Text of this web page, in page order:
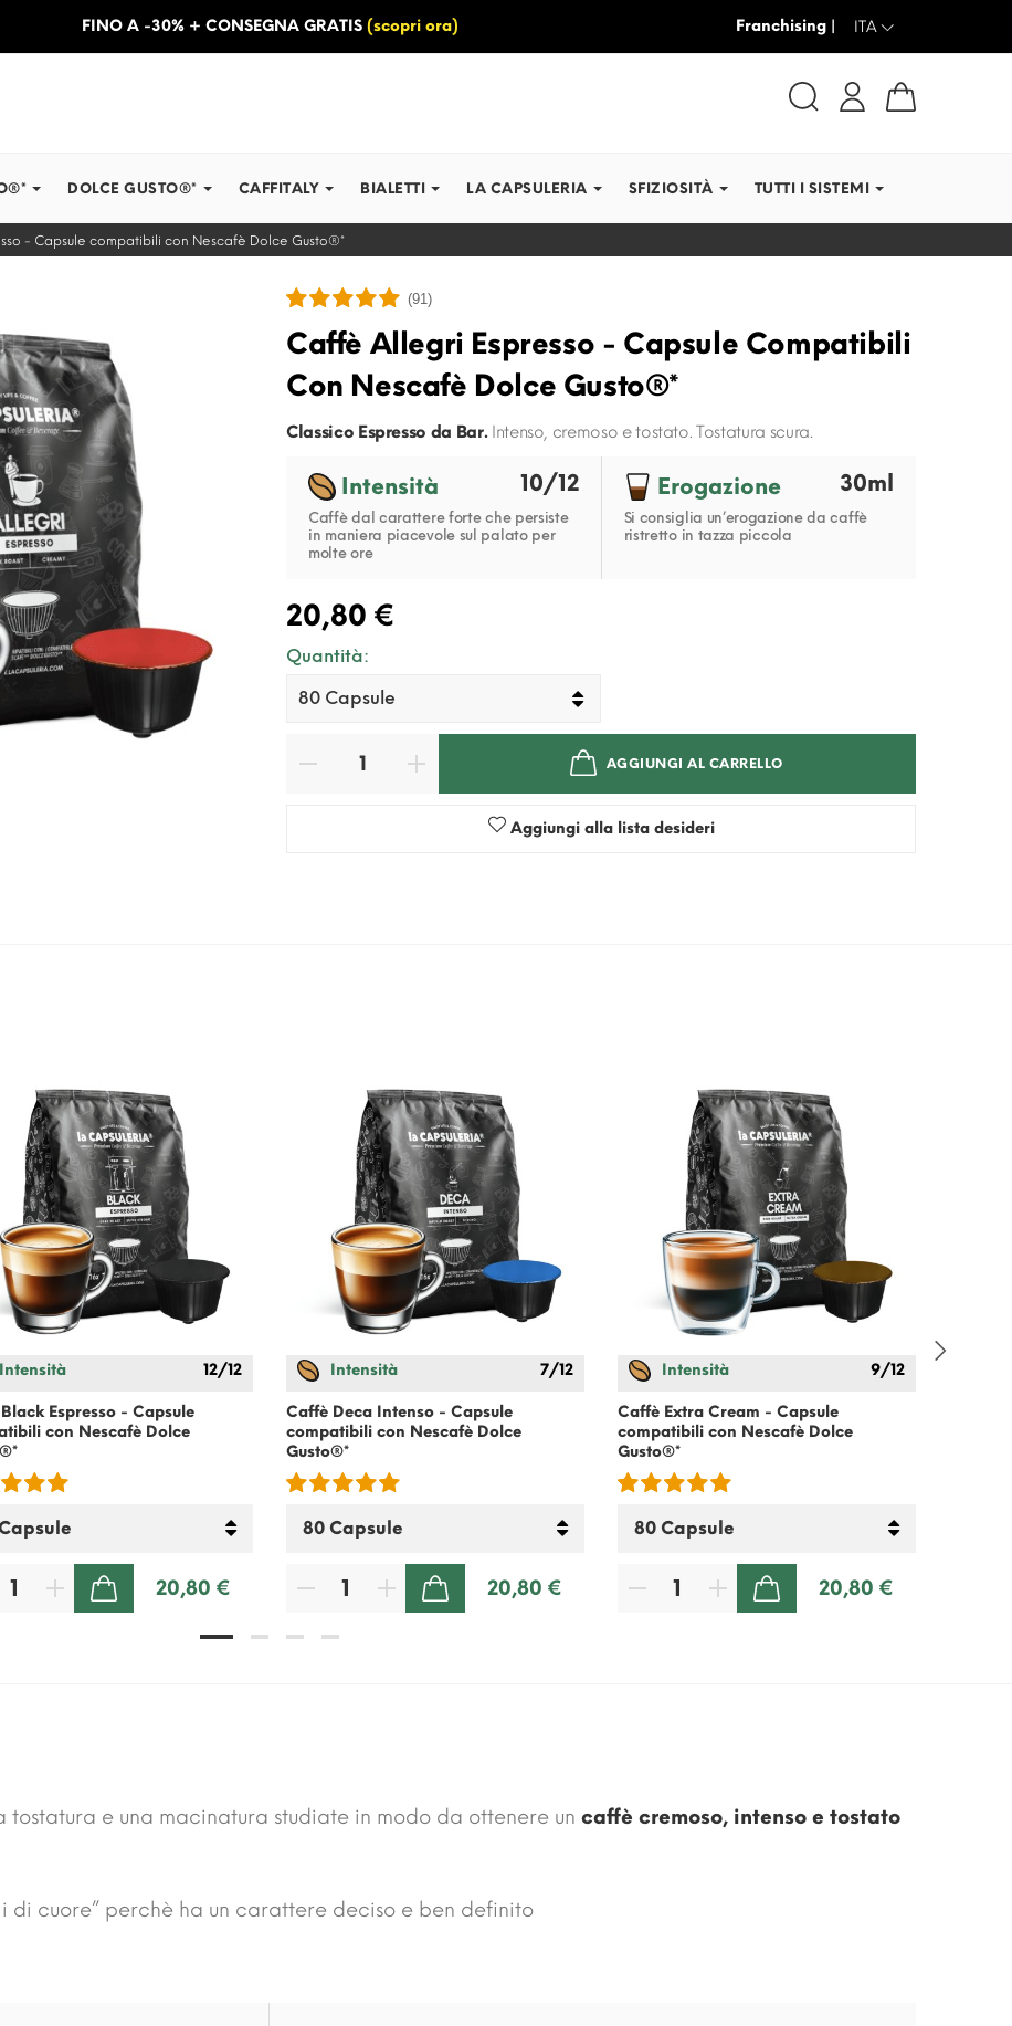
FINO A -30% + CONSEGNA GRATIS (scopri ora) SPEDIAMO IN TEMPI
Franchising | ITA
DOLCE GUSTO®* CAFFITALY BIALETTI LA CAPSULERIA SFIZIOSITÀ TUTTI I SISTEMI
- Capsule compatibili con Nescafè Dolce Gusto®*
(91)
Caffè Allegri Espresso - Capsule Compatibili
Con Nescafè Dolce Gusto®*
Classico Espresso da Bar.Intenso, cremoso e tostato. Tostatura scura.
Intensità 10/12
Caffè dal carattere forte che persiste
in maniera piacevole sul palato per
molte ore
Erogazione 30ml
Si consiglia un’erogazione da caffè
ristretto in tazza piccola
20,80 €
Quantità:
AGGIUNGI AL CARRELLO
Aggiungi alla lista desideri
Intensità 12/12
Espresso - Capsule
con Nescafè Dolce
®*
20,80 €
Intensità 7/12
Caffè Deca Intenso - Capsule
compatibili con Nescafè Dolce
Gusto®*
20,80 €
Intensità 9/12
Caffè Extra Cream - Capsule
compatibili con Nescafè Dolce
Gusto®*
20,80 €
tostatura e una macinatura studiate in modo da ottenere un caffè cremoso, intenso e tostato
di cuore” perchè ha un carattere deciso e ben definito